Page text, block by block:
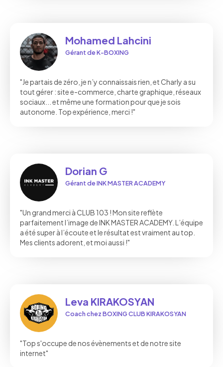
Mohamed Lahcini
Gérant de K-BOXING
"Je partais de zéro, je n’y connaissais rien, et Charly a su
tout gérer : site e-commerce, charte graphique, réseaux
sociaux... et même une formation pour que je sois
autonome. Top expérience, merci !"
Dorian G
Gérant de INK MASTER ACADEMY
"Un grand merci à CLUB 103 ! Mon site reflète
parfaitement l’image de INK MASTER ACADEMY. L’équipe
a été super à l’écoute et le résultat est vraiment au top.
Mes clients adorent, et moi aussi !"
Leva KIRAKOSYAN
Coach chez BOXING CLUB KIRAKOSYAN
"Top s'occupe de nos évènements et de notre site
internet"